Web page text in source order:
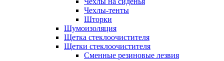
Чехлы-тенты
Шторки
Шумоизоляция
Щетка стеклоочистителя
Щетки стеклоочистителя
Сменные резиновые лезвия